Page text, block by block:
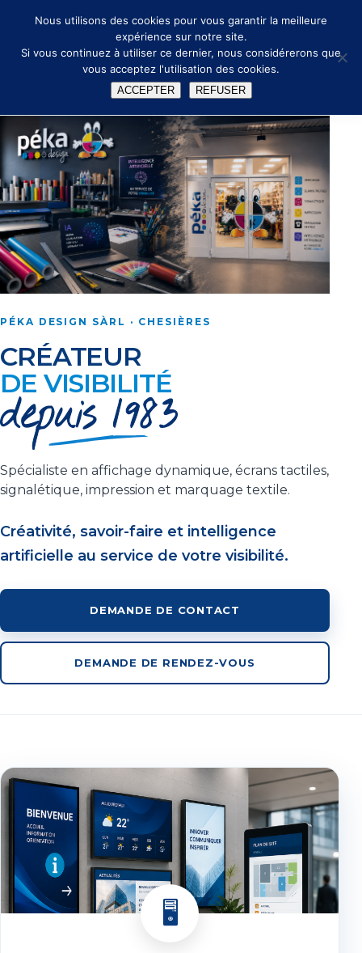
✉ info@peka.design 🔑
PÉKA DESIGN SÀRL · CHESIÈRES
CRÉATEUR
DE VISIBILITÉ
Spécialiste en affichage dynamique, écrans tactiles,
signalétique, impression et marquage textile.
Créativité, savoir-faire et intelligence
artificielle au service de votre visibilité.
DEMANDE DE CONTACT
DEMANDE DE RENDEZ-VOUS
🖥️
Nous utilisons des cookies pour vous garantir la meilleure
expérience sur notre site.
Si vous continuez à utiliser ce dernier, nous considérerons que
vous acceptez l'utilisation des cookies.
ACCEPTER REFUSER